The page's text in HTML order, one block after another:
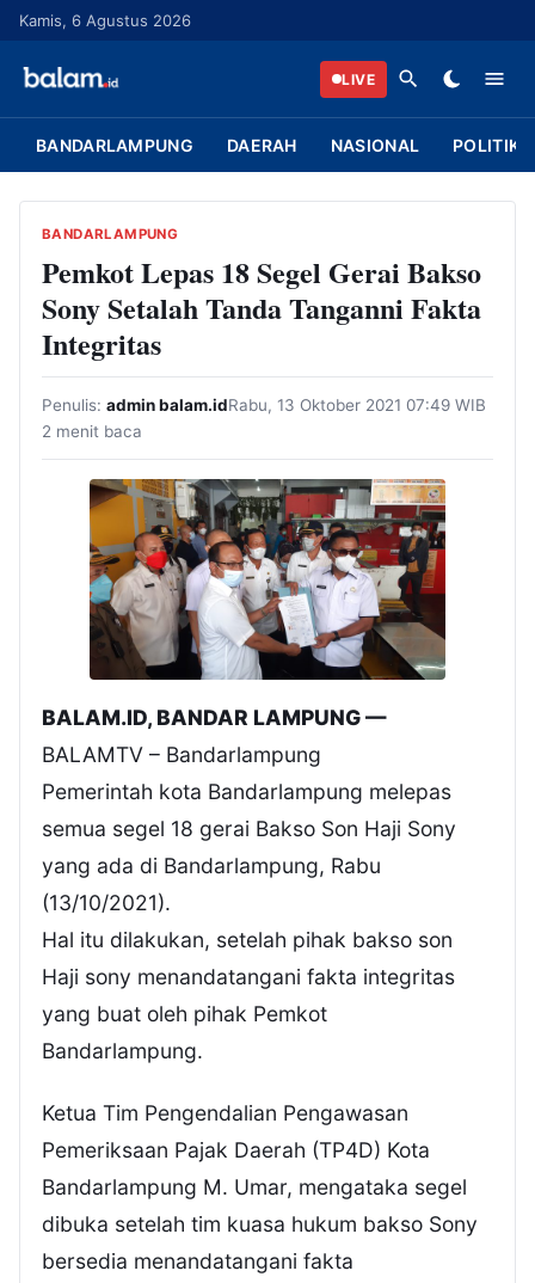
u
Kamis, 6 Agustus 2026
LIVE
BANDARLAMPUNG DAERAH NASIONAL POLITIK
BANDARLAMPUNG
Pemkot Lepas 18 Segel Gerai Bakso
Sony Setalah Tanda Tanganni Fakta
Integritas
Penulis: admin balam.idRabu, 13 Oktober 2021 07:49 WIB
2 menit baca
BALAM.ID, BANDAR LAMPUNG —
BALAMTV – Bandarlampung
Pemerintah kota Bandarlampung melepas
semua segel 18 gerai Bakso Son Haji Sony
yang ada di Bandarlampung, Rabu
(13/10/2021).
Hal itu dilakukan, setelah pihak bakso son
Haji sony menandatangani fakta integritas
yang buat oleh pihak Pemkot
Bandarlampung.
Ketua Tim Pengendalian Pengawasan
Pemeriksaan Pajak Daerah (TP4D) Kota
Bandarlampung M. Umar, mengataka segel
dibuka setelah tim kuasa hukum bakso Sony
bersedia menandatangani fakta